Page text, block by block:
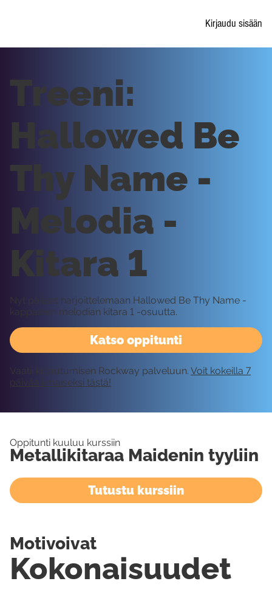
Kirjaudu sisään
Katso oppitunti
Treeni:
Hallowed Be
Thy Name -
Melodia -
Kitara 1
Nyt pääset harjoittelemaan Hallowed Be Thy Name -
kappaleen melodian kitara 1 -osuutta.
Vaatii kirjautumisen Rockway palveluun. Voit kokeilla 7
päivää ilmaiseksi tästä!
Oppitunti kuuluu kurssiin
Metallikitaraa Maidenin tyyliin
Tutustu kurssiin
Kokonaisuudet
Motivoivat